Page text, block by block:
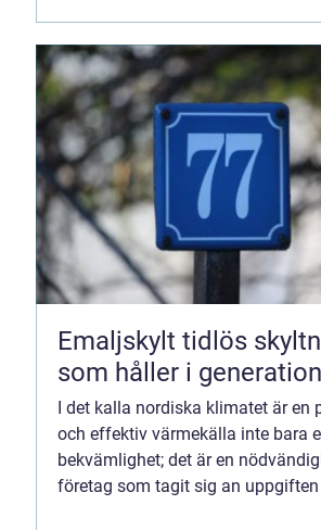
Emaljskylt tidlös skyltning
som håller i
I det kalla nordiska klimatet är en
och effektiv värmekälla inte bara
bekvämlighet; det är en
företag som tagit sig an